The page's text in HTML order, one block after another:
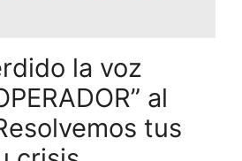
la voz
al
tus